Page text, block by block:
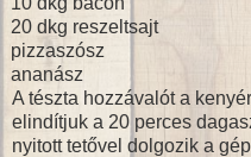
20 dkg reszeltsajt
pizzaszósz
ananász
A tészta hozzávalót a
elindítjuk a 20 perces
nyitott tetővel dolgozik a